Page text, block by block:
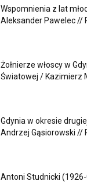
Wspomnienia z lat
Aleksander Pawelec //
Żołnierze włoscy w
Światowej / Kazimierz
Gdynia w okresie
Andrzej Gąsiorowski //
Antoni Studnicki